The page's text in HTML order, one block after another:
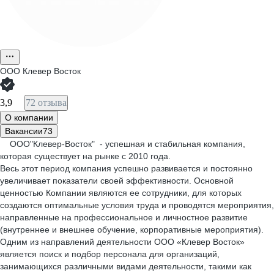
ООО Клевер Восток
3,9 72 отзыва
О компании
Вакансии73
ООО"Клевер-Восток" - успешная и стабильная компания,
которая существует на рынке с 2010 года.
Весь этот период компания успешно развивается и постоянно
увеличивает показатели своей эффективности. Основной
ценностью Компании являются ее сотрудники, для которых
создаются оптимальные условия труда и проводятся мероприятия,
направленные на профессиональное и личностное развитие
(внутреннее и внешнее обучение, корпоративные мероприятия).
Одним из направлений деятельности ООО «Клевер Восток»
является поиск и подбор персонала для организаций,
занимающихся различными видами деятельности, такими как